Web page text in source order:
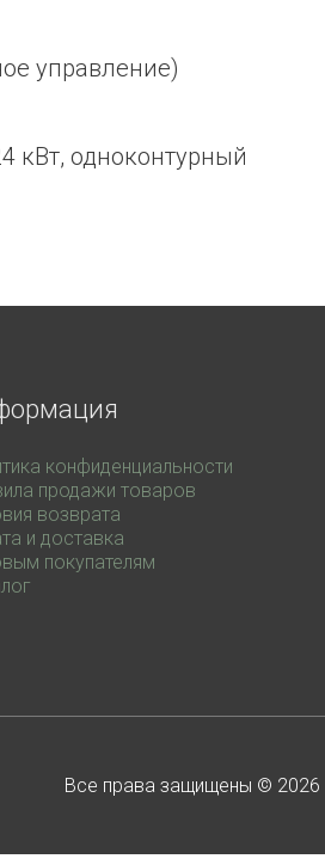
управление)
кВт, одноконтурный
конфиденциальности
продажи товаров
возврата
и доставка
покупателям
Все права защищены © 2026